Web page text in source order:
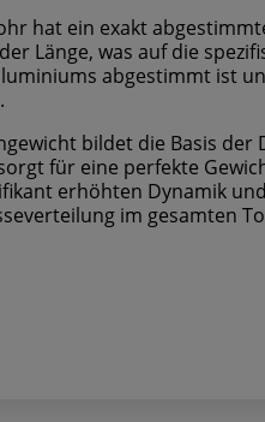
hat ein exakt
Länge, was auf die
abgestimmt ist
bildet die Basis der
für eine perfekte
erhöhten Dynamik
im gesamten